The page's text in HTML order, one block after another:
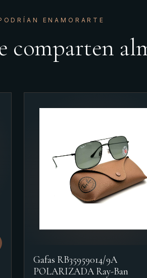
ENAMORARTE
comparten
Gafas RB35959014/9A
POLARIZADA Ray-Ban